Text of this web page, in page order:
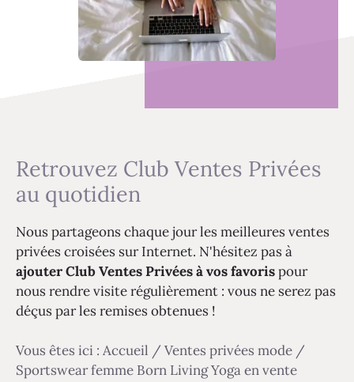
Retrouvez Club Ventes Privées
au quotidien
Nous partageons chaque jour les meilleures ventes
privées croisées sur Internet. N'hésitez pas à
ajouter Club Ventes Privées à vos favorispour
nous rendre visite régulièrement : vous ne serez pas
déçus par les remises obtenues !
Vous êtes ici : Accueil / Ventes privées mode /
Sportswear femme Born Living Yoga en vente